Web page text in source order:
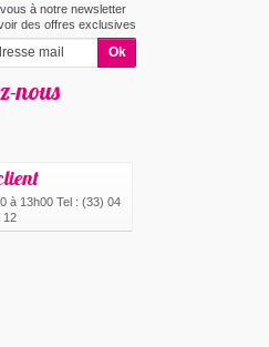
à notre newsletter
des offres exclusives
nous
à 13h00 Tel : (33) 04
12